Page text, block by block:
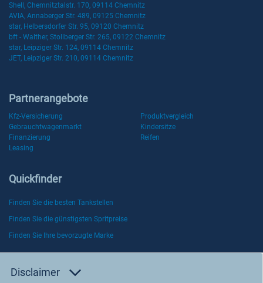
Shell, Chemnitztalstr. 170, 09114 Chemnitz
AVIA, Annaberger Str. 489, 09125 Chemnitz
star, Helbersdorfer Str. 95, 09120 Chemnitz
bft - Walther, Stollberger Str. 265, 09122 Chemnitz
star, Leipziger Str. 124, 09114 Chemnitz
JET, Leipziger Str. 210, 09114 Chemnitz
Partnerangebote
Kfz-Versicherung
Produktvergleich
Gebrauchtwagenmarkt
Kindersitze
Finanzierung
Reifen
Leasing
Quickfinder
Finden Sie die besten Tankstellen
Finden Sie die günstigsten Spritpreise
Finden Sie Ihre bevorzugte Marke
Disclaimer